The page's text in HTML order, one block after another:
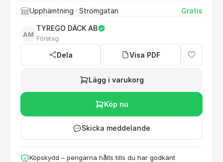
Upphämtning · Strömgatan Gratis
AM
TYREGO DÄCK AB
Företag
Dela Visa PDF
Lägg i varukorg
Köp nu
Skicka meddelande
Köpskydd – pengarna hålls tills du har godkänt